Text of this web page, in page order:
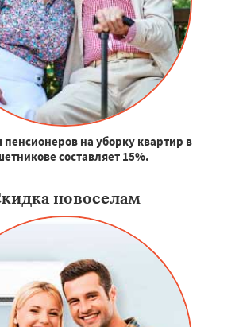
на уборку квартир в
составляет 15%.
новоселам